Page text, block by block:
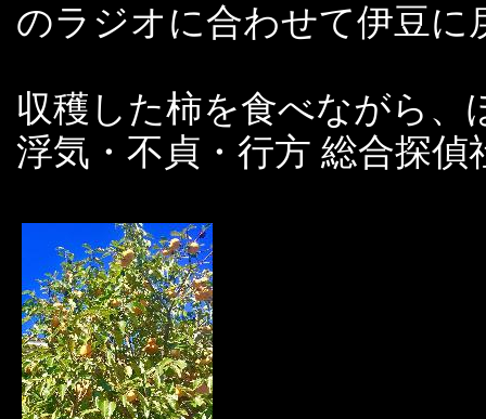
のラジオに合わせて伊豆に
収穫した柿を食べながら、
浮気・不貞・行方 総合探